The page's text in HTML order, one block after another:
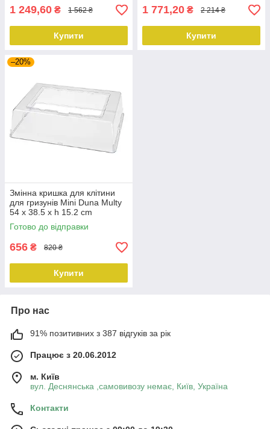
1 249,60 ₴ 1 562 ₴
Купити
1 771,20 ₴ 2 214 ₴
Купити
–20%
Змінна кришка для клітини
для гризунів Mini Duna Multy
54 x 38.5 x h 15.2 cm
Готово до відправки
656 ₴ 820 ₴
Купити
Про нас
91% позитивних з 387 відгуків за рік
Працює з 20.06.2012
м. Київ
вул. Деснянська ,самовивозу немає, Київ, Україна
Контакти